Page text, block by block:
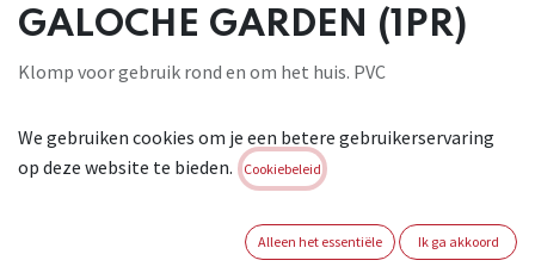
GALOCHE GARDEN (1PR)
Klomp voor gebruik rond en om het huis. PVC
Login of registreer om verder te
We gebruiken cookies om je een betere gebruikerservaring
op deze website te bieden.
Cookiebeleid
Alleen het essentiële Ik ga akkoord